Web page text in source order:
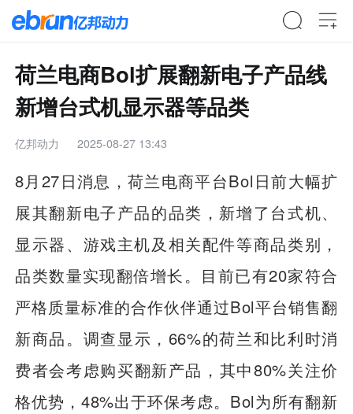
荷兰电商Bol扩展翻新电子产品线
新增台式机显示器等品类
亿邦动力 2025-08-27 13:43
8月27日消息，荷兰电商平台Bol日前大幅扩
展其翻新电子产品的品类，新增了台式机、
显示器、游戏主机及相关配件等商品类别，
品类数量实现翻倍增长。目前已有20家符合
严格质量标准的合作伙伴通过Bol平台销售翻
新商品。调查显示，66%的荷兰和比利时消
费者会考虑购买翻新产品，其中80%关注价
格优势，48%出于环保考虑。Bol为所有翻新